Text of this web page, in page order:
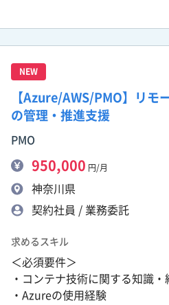
NEW
【Azure/AWS/PMO】リモ
の管理・推進支援
PMO
950,000 円/月
神奈川県
契約社員 / 業務委託
求めるスキル
＜必須要件＞
・コンテナ技術に関する知識・
・Azureの使用経験